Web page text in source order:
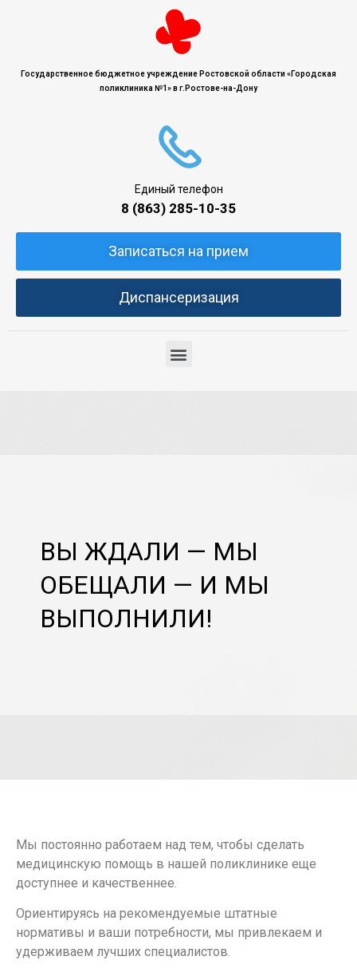
Государственное бюджетное учреждение Ростовской области «Городская
поликлиника №1» в г.Ростове-на-Дону
Единый телефон
8 (863) 285-10-35
Записаться на прием
Диспансеризация
ВЫ ЖДАЛИ — МЫ
ОБЕЩАЛИ — И МЫ
ВЫПОЛНИЛИ!
Мы постоянно работаем над тем, чтобы сделать
медицинскую помощь в нашей поликлинике еще
доступнее и качественнее.
Ориентируясь на рекомендуемые штатные
нормативы и ваши потребности, мы привлекаем и
удерживаем лучших специалистов.